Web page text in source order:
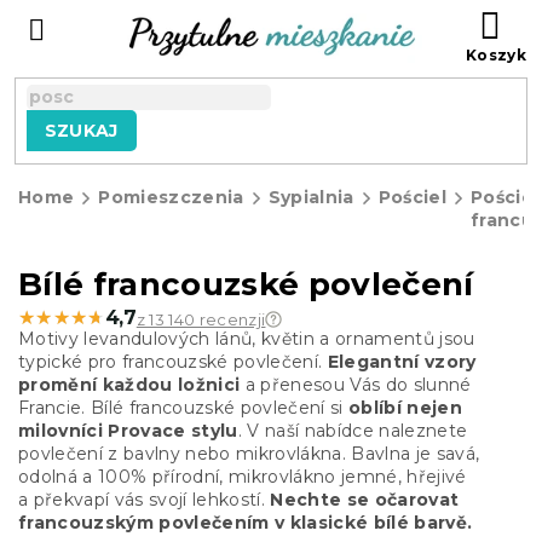
SZUKAJ
Home Pomieszczenia Sypialnia Pościel
Pościel
Bílé francouzské povlečení
★★★★★
★★★★★ 4,7z 13 140 recenzji
Motivy levandulových lánů, květin a ornamentů jsou
typické pro francouzské povlečení. Elegantní vzory
promění každou ložnici a přenesou Vás do slunné
Francie. Bílé francouzské povlečení si oblíbí nejen
milovníci Provace stylu.V naší nabídce naleznete
povlečení z bavlny nebo mikrovlákna. Bavlna je savá,
odolná a 100% přírodní, mikrovlákno jemné, hřejivé
a překvapí vás svojí lehkostí. Nechte se očarovat
francouzským povlečením v klasické bílé barvě.